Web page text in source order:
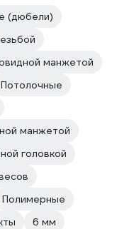
(дюбели)
манжетой
Потолочные
манжетой
головкой
Полимерные
6 мм